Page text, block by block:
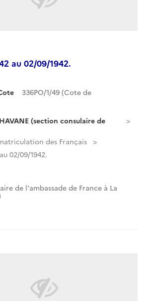
au 02/09/1942.
336PO/1/49 (Cote de
(section consulaire de
des Français
02/09/1942.
de l'ambassade de France à La